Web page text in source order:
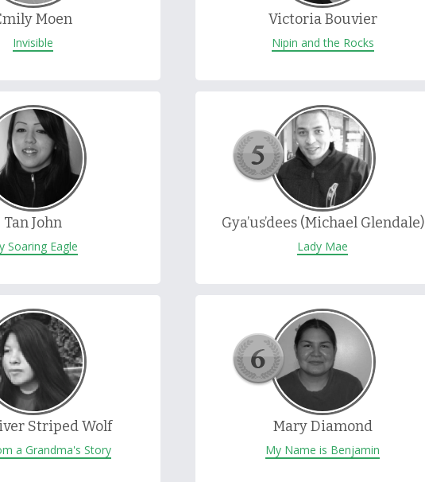
Moen
Invisible
Tan John
Soaring Eagle
Striped Wolf
a Grandma's Story
Victoria Bouvier
Nipin and the Rocks
Gya’us’dees (Michael Glendale)
Lady Mae
Mary Diamond
My Name is Benjamin